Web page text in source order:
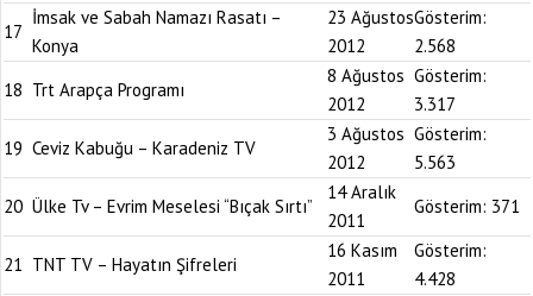
17
İmsak ve Sabah Namazı Rasatı –
Konya
23 Ağustos
2012
Gösterim:
2.568
18 Trt Arapça Programı
8 Ağustos
2012
Gösterim:
3.317
19 Ceviz Kabuğu – Karadeniz TV
3 Ağustos
2012
Gösterim:
5.563
20 Ülke Tv – Evrim Meselesi “Bıçak Sırtı”
14 Aralık
2011
Gösterim: 371
21 TNT TV – Hayatın Şifreleri
16 Kasım
2011
Gösterim:
4.428